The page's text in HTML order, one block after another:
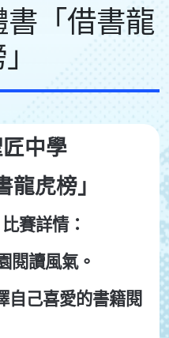
「借書龍
中學
龍虎榜」
賽詳情：
閱讀風氣。
自己喜愛的書籍閱